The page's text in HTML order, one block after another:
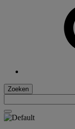
Zoeken